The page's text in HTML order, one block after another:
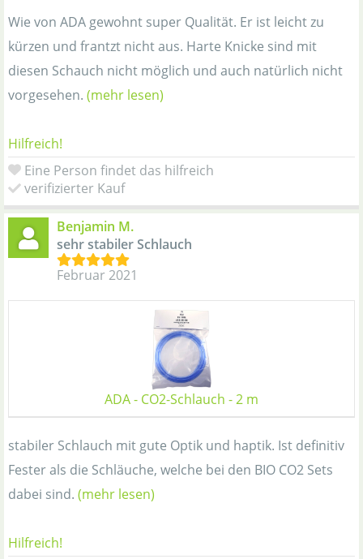
Wie von ADA gewohnt super Qualität. Er ist leicht zu
kürzen und frantzt nicht aus. Harte Knicke sind mit
diesen Schauch nicht möglich und auch natürlich nicht
vorgesehen. (mehr lesen)
Hilfreich!
Eine Person findet das hilfreich
verifizierter Kauf
Benjamin M.
sehr stabiler Schlauch
Februar 2021
ADA - CO2-Schlauch - 2 m
stabiler Schlauch mit gute Optik und haptik. Ist definitiv
Fester als die Schläuche, welche bei den BIO CO2 Sets
dabei sind. (mehr lesen)
Hilfreich!